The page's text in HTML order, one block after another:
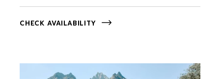
CHECK AVAILABILITY